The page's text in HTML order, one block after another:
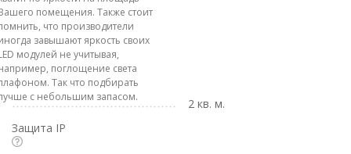
помещения. Также стоит
что производители
завышают яркость своих
модулей не учитывая,
поглощение света
Так что подбирать
с небольшим запасом.
2 кв. м.
Защита IP